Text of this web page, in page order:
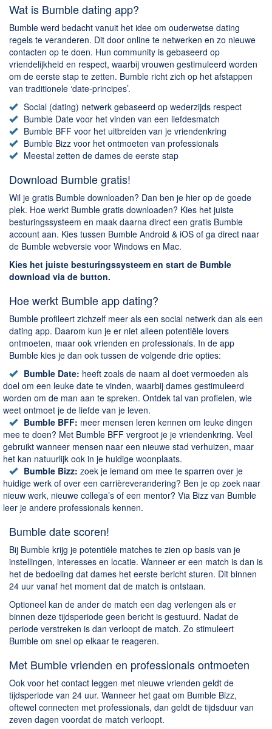
Productiviteit
Adresboek en contacten
Planning en organisatie
Tekst en Administratie
Overige
Algemeen
Chatten en bellen
Dating apps
Parkeer apps
Rar en Zip (Compressie - Unzip)
Shopping
Spelletjes en Games
Webbrowsers
Wat is Bumble dating app?
Bumble werd bedacht vanuit het idee om ouderwetse dating
regels te veranderen. Dit door online te netwerken en zo nieuwe
contacten op te doen. Hun community is gebaseerd op
vriendelijkheid en respect, waarbij vrouwen gestimuleerd worden
om de eerste stap te zetten. Bumble richt zich op het afstappen
van traditionele ‘date-principes’.
Social (dating) netwerk gebaseerd op wederzijds respect
Bumble Date voor het vinden van een liefdesmatch
Bumble BFF voor het uitbreiden van je vriendenkring
Bumble Bizz voor het ontmoeten van professionals
Meestal zetten de dames de eerste stap
Download Bumble gratis!
Wil je gratis Bumble downloaden? Dan ben je hier op de goede
plek. Hoe werkt Bumble gratis downloaden? Kies het juiste
besturingssysteem en maak daarna direct een gratis Bumble
account aan. Kies tussen Bumble Android & iOS of ga direct naar
de Bumble webversie voor Windows en Mac.
Kies het juiste besturingssysteem en start de Bumble
download via de button.
Hoe werkt Bumble app dating?
Bumble profileert zichzelf meer als een social netwerk dan als een
dating app. Daarom kun je er niet alleen potentiële lovers
ontmoeten, maar ook vrienden en professionals. In de app
Bumble kies je dan ook tussen de volgende drie opties:
Bumble Date: heeft zoals de naam al doet vermoeden als
doel om een leuke date te vinden, waarbij dames gestimuleerd
worden om de man aan te spreken. Ontdek tal van profielen, wie
weet ontmoet je de liefde van je leven.
Bumble BFF: meer mensen leren kennen om leuke dingen
mee te doen? Met Bumble BFF vergroot je je vriendenkring. Veel
gebruikt wanneer mensen naar een nieuwe stad verhuizen, maar
het kan natuurlijk ook in je huidige woonplaats.
Bumble Bizz: zoek je iemand om mee te sparren over je
huidige werk of over een carrièreverandering? Ben je op zoek naar
nieuw werk, nieuwe collega’s of een mentor? Via Bizz van Bumble
leer je andere professionals kennen.
Bumble date scoren!
Bij Bumble krijg je potentiële matches te zien op basis van je
instellingen, interesses en locatie. Wanneer er een match is dan is
het de bedoeling dat dames het eerste bericht sturen. Dit binnen
24 uur vanaf het moment dat de match is ontstaan.
Optioneel kan de ander de match een dag verlengen als er
binnen deze tijdsperiode geen bericht is gestuurd. Nadat de
periode verstreken is dan verloopt de match. Zo stimuleert
Bumble om snel op elkaar te reageren.
Met Bumble vrienden en professionals ontmoeten
Ook voor het contact leggen met nieuwe vrienden geldt de
tijdsperiode van 24 uur. Wanneer het gaat om Bumble Bizz,
oftewel connecten met professionals, dan geldt de tijdsduur van
zeven dagen voordat de match verloopt.